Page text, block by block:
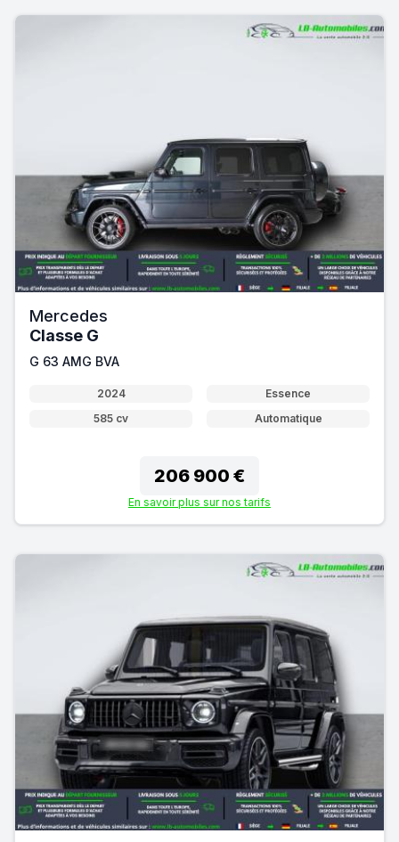
Mercedes
Classe G
G 63 AMG BVA
2024
Essence
585 cv
Automatique
206 900 €
En savoir plus sur nos tarifs